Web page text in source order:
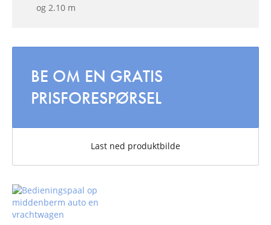
og 2.10 m
BE OM EN GRATIS
PRISFORESPØRSEL
Last ned produktbilde